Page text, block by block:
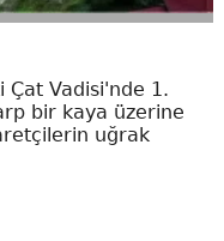
Çat Vadisi'nde 1.
bir kaya üzerine
uğrak